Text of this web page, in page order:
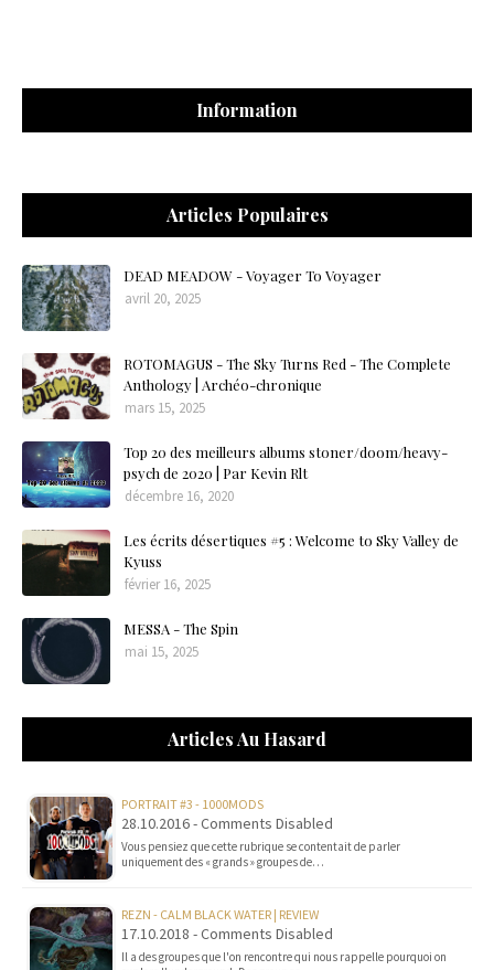
Information
Articles Populaires
DEAD MEADOW - Voyager To Voyager
avril 20, 2025
ROTOMAGUS - The Sky Turns Red - The Complete
Anthology | Archéo-chronique
mars 15, 2025
Top 20 des meilleurs albums stoner/doom/heavy-
psych de 2020 | Par Kevin Rlt
décembre 16, 2020
Les écrits désertiques #5 : Welcome to Sky Valley de
Kyuss
février 16, 2025
MESSA - The Spin
mai 15, 2025
Articles Au Hasard
PORTRAIT #3 - 1000MODS
28.10.2016 - Comments Disabled
Vous pensiez que cette rubrique se contentait de parler
uniquement des « grands » groupes de…
REZN - CALM BLACK WATER | REVIEW
17.10.2018 - Comments Disabled
Il a des groupes que l'on rencontre qui nous rappelle pourquoi on